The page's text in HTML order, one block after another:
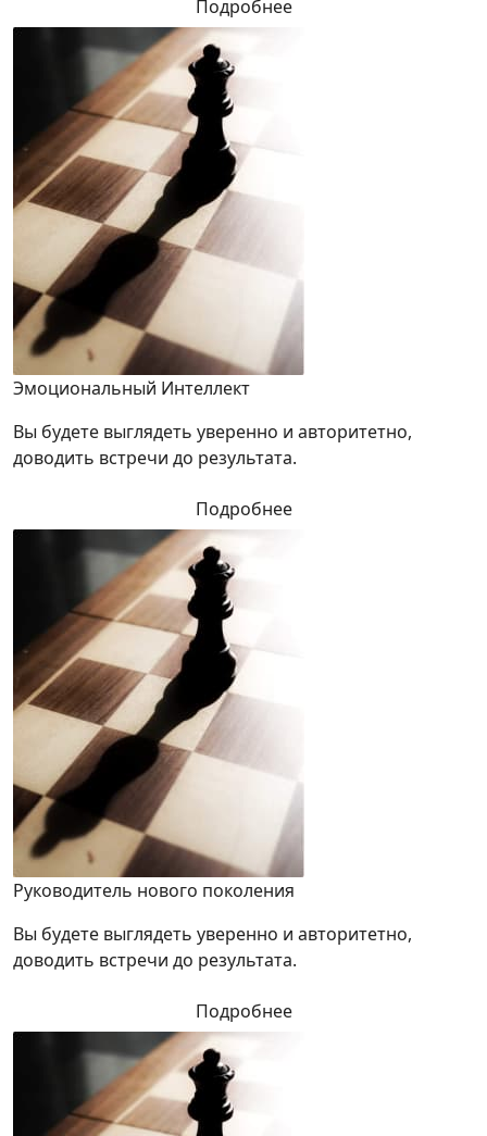
Подробнее
Эмоциональный Интеллект
Вы будете выглядеть уверенно и авторитетно,
доводить встречи до результата.
Подробнее
Руководитель нового поколения
Вы будете выглядеть уверенно и авторитетно,
доводить встречи до результата.
Подробнее